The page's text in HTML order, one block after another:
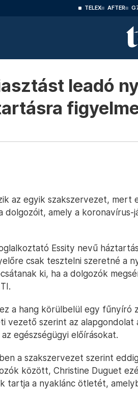
TELEX AFTER
leadó
az egyik szakszervezet, mert
dolgozóit, amely a koronavírus-
Essity nevű
csak tesztelni szeretné a
ki, ha a dolgozók
a hang körülbelül egy fűnyíró
vezető szerint az alapgondolat
egészségügyi előírásokat.
a szakszervezet szerint
között, Christine Duguet
tartja a nyaklánc ötletét,